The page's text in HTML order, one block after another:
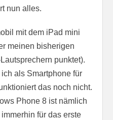
nun alles.
mit dem iPad mini
meinen bisherigen
punktet).
als Smartphone für
das noch nicht.
Phone 8 ist nämlich
für das erste